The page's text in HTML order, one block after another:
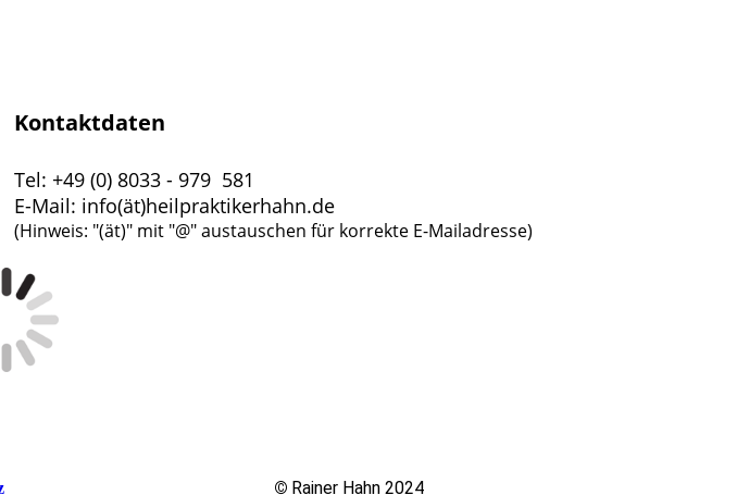
Kontaktdaten
Tel: +49 (0) 8033 - 979 581
E-Mail: info(ät)heilpraktikerhahn.de
(Hinweis: "(ät)" mit "@" austauschen für korrekte E-Mailadresse)